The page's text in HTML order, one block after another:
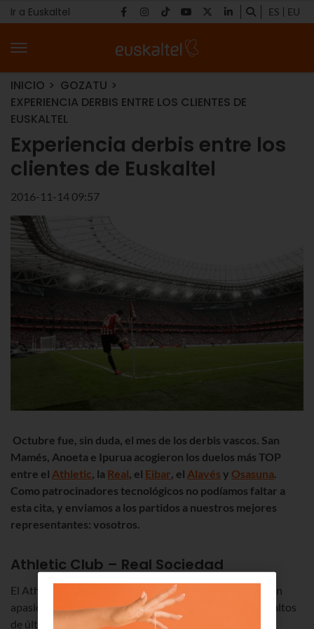
Ir a Euskaltel ES EU
INICIO
GOZATU
EXPERIENCIA DERBIS ENTRE LOS CLIENTES DE
EUSKALTEL
Experiencia derbis entre los
clientes de Euskaltel
2016-11-14 09:57
Octubre fue, sin duda, el mes de los derbis vascos. San
Mamés, Anoeta e Ipurua acogieron los duelos más TOP
entre el Athletic, la Real, el Eibar, el Alavés y Osasuna.
Como patrocinadores tecnológicos no podíamos faltar a
esta cita, y enviamos a los partidos a nuestros mejores
representantes: vosotros.
Athletic Club – Real Sociedad
El Athletic y la Real se enfrentaron el 16 de octubre en un
apasionante duelo en el que no faltaron goles ni sobresaltos
de última hora. Al final, los bilbaínos se impusieron en el